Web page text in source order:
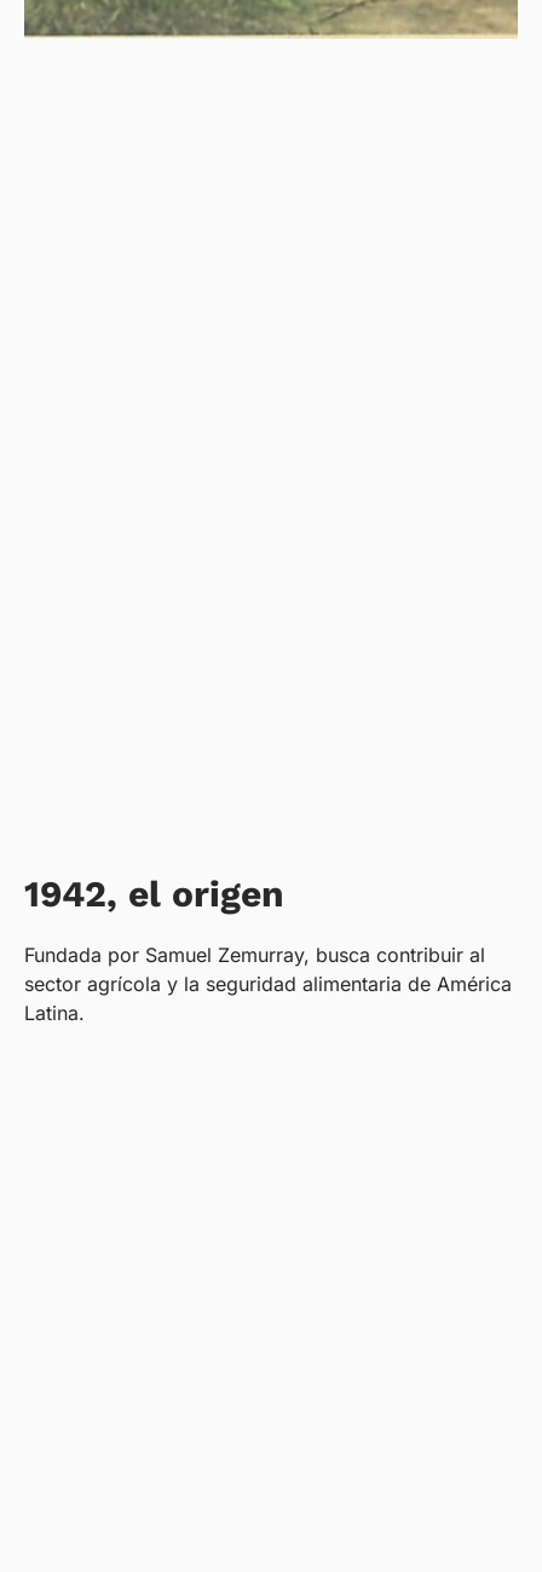
1942, el origen
Fundada por Samuel Zemurray, busca contribuir al
sector agrícola y la seguridad alimentaria de América
Latina.